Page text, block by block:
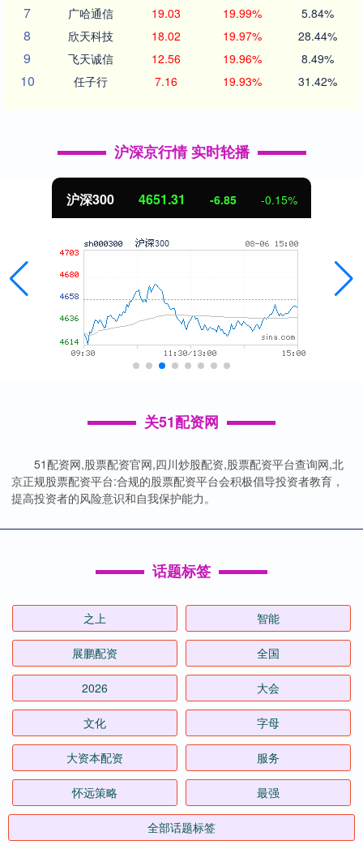
7 广哈通信 19.03 19.99% 5.84%
8 欣天科技 18.02 19.97% 28.44%
9 飞天诚信 12.56 19.96% 8.49%
10 任子行 7.16 19.93% 31.42%
沪深京行情 实时轮播
沪深300 4651.31 -6.85 -0.15%
关51配资网
51配资网,股票配资官网,四川炒股配资,股票配资平台查询网,北
京正规股票配资平台:合规的股票配资平台会积极倡导投资者教育，
提高投资者的风险意识和自我保护能力。
话题标签
之上 智能
展鹏配资 全国
2026 大会
文化 字母
大资本配资 服务
怀远策略 最强
全部话题标签